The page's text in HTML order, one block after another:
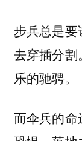
步兵总是
去穿插分
乐的驰骋。
而伞兵的命